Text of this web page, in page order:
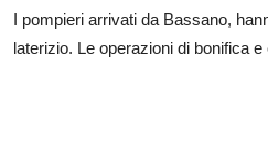
I pompieri arrivati da Bassano,
laterizio. Le operazioni di bonifica